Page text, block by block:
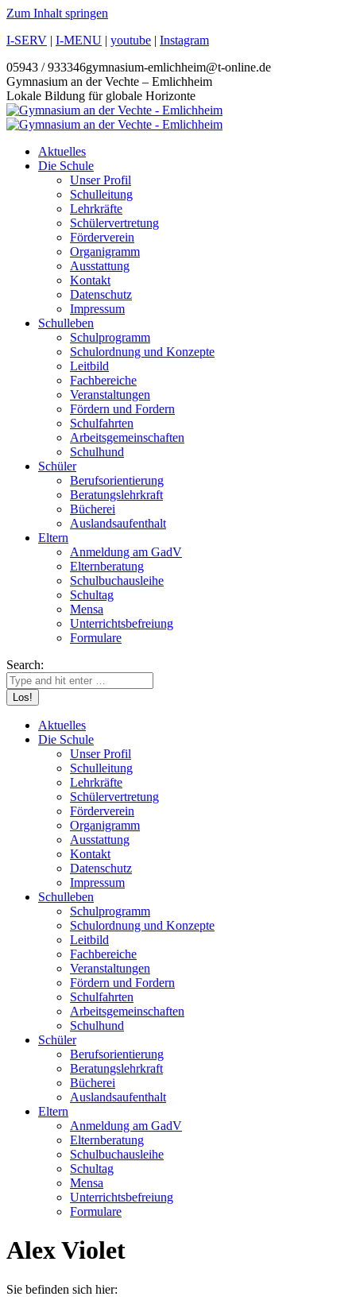
Zum Inhalt springen
I-SERV | I-MENU | youtube | Instagram
05943 / 933346gymnasium-emlichheim@t-online.de
Gymnasium an der Vechte – Emlichheim
Lokale Bildung für globale Horizonte
Aktuelles
Die Schule
Unser Profil
Schulleitung
Lehrkräfte
Schülervertretung
Förderverein
Organigramm
Ausstattung
Kontakt
Datenschutz
Impressum
Schulleben
Schulprogramm
Schulordnung und Konzepte
Leitbild
Fachbereiche
Veranstaltungen
Fördern und Fordern
Schulfahrten
Arbeitsgemeinschaften
Schulhund
Schüler
Berufsorientierung
Beratungslehrkraft
Bücherei
Auslandsaufenthalt
Eltern
Anmeldung am GadV
Elternberatung
Schulbuchausleihe
Schultag
Mensa
Unterrichtsbefreiung
Formulare
Search:
Aktuelles
Die Schule
Unser Profil
Schulleitung
Lehrkräfte
Schülervertretung
Förderverein
Organigramm
Ausstattung
Kontakt
Datenschutz
Impressum
Schulleben
Schulprogramm
Schulordnung und Konzepte
Leitbild
Fachbereiche
Veranstaltungen
Fördern und Fordern
Schulfahrten
Arbeitsgemeinschaften
Schulhund
Schüler
Berufsorientierung
Beratungslehrkraft
Bücherei
Auslandsaufenthalt
Eltern
Anmeldung am GadV
Elternberatung
Schulbuchausleihe
Schultag
Mensa
Unterrichtsbefreiung
Formulare
Alex Violet
Sie befinden sich hier: